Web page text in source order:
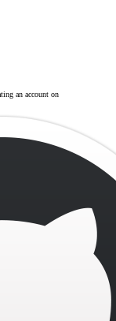
an account on